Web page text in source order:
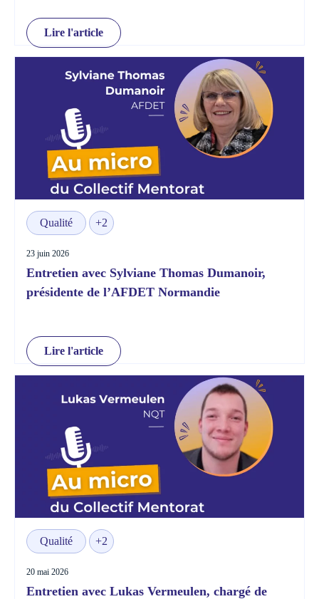
Lire l'article
Qualité +2
23 juin 2026
Entretien avec Sylviane Thomas Dumanoir,
présidente de l’AFDET Normandie
Lire l'article
Qualité +2
20 mai 2026
Entretien avec Lukas Vermeulen, chargé de